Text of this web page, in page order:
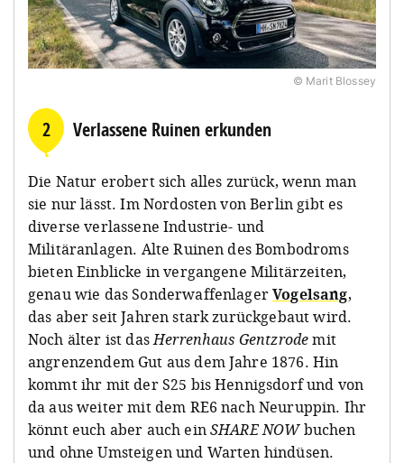
© Marit Blossey
2 Verlassene Ruinen erkunden
Die Natur erobert sich alles zurück, wenn man
sie nur lässt. Im Nordosten von Berlin gibt es
diverse verlassene Industrie- und
Militäranlagen. Alte Ruinen des Bombodroms
bieten Einblicke in vergangene Militärzeiten,
genau wie das SonderwaffenlagerVogelsang,
das aber seit Jahren stark zurückgebaut wird.
Noch älter ist dasHerrenhaus Gentzrodemit
angrenzendem Gut aus dem Jahre 1876. Hin
kommt ihr mit der S25 bis Hennigsdorf und von
da aus weiter mit dem RE6 nach Neuruppin. Ihr
könnt euch aber auch einSHARE NOWbuchen
und ohne Umsteigen und Warten hindüsen.